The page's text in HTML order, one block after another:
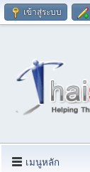
เข้าสู่ระบบ
เมนูหลัก